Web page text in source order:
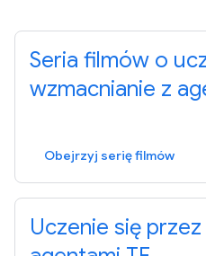
Seria filmów o
wzmacnianie z
Obejrzyj serię filmów
Uczenie się